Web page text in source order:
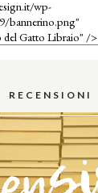
RECENSIONI